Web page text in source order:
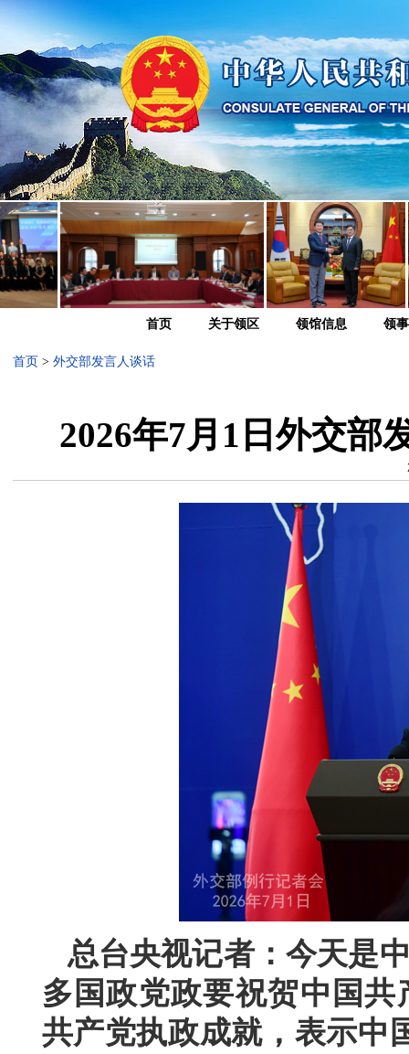
首页 关于领区 领馆信息 领
首页 > 外交部发言人谈话
2026年7月1日外交部
总台央视记者：今天是
多国政党政要祝贺中国
共产党执政成就，表示中